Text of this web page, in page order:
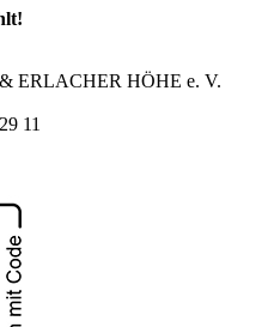
ERLACHER HÖHE e. V.
11